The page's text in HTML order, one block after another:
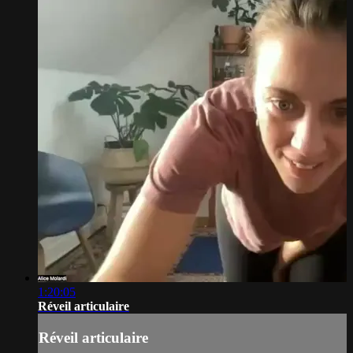
1:20:05
Réveil articulaire
Réveil articulaire